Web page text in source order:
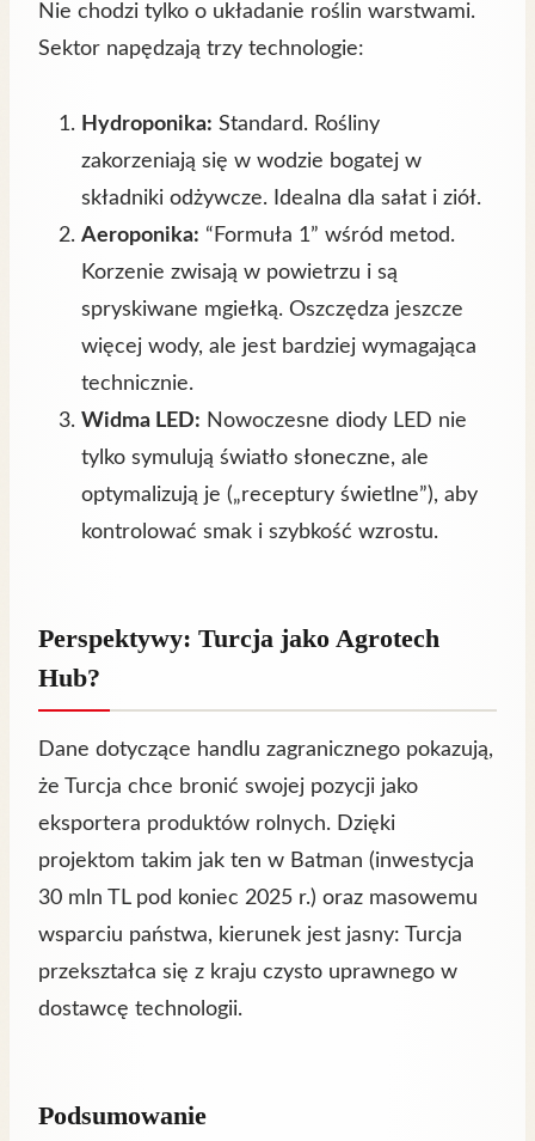
Nie chodzi tylko o układanie roślin warstwami.
Sektor napędzają trzy technologie:
Hydroponika: Standard. Rośliny
zakorzeniają się w wodzie bogatej w
składniki odżywcze. Idealna dla sałat i ziół.
Aeroponika: “Formuła 1” wśród metod.
Korzenie zwisają w powietrzu i są
spryskiwane mgiełką. Oszczędza jeszcze
więcej wody, ale jest bardziej wymagająca
technicznie.
Widma LED: Nowoczesne diody LED nie
tylko symulują światło słoneczne, ale
optymalizują je („receptury świetlne”), aby
kontrolować smak i szybkość wzrostu.
Perspektywy: Turcja jako Agrotech
Hub?
Dane dotyczące handlu zagranicznego pokazują,
że Turcja chce bronić swojej pozycji jako
eksportera produktów rolnych. Dzięki
projektom takim jak ten w Batman (inwestycja
30 mln TL pod koniec 2025 r.) oraz masowemu
wsparciu państwa, kierunek jest jasny: Turcja
przekształca się z kraju czysto uprawnego w
dostawcę technologii.
Podsumowanie